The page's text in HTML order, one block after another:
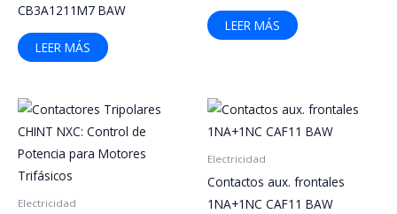
CB3A1211M7 BAW
LEER MÁS
LEER MÁS
Electricidad
Electricidad
Contactos aux. frontales
1NA+1NC CAF11 BAW